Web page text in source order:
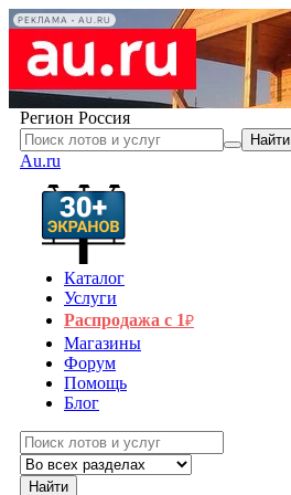
РЕКЛАМА • AU.RU
Регион Россия
Найти
Au.ru
Каталог
Услуги
Распродажа с 1₽
Магазины
Форум
Помощь
Блог
Найти